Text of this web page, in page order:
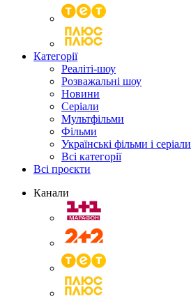
Категорії
Реаліті-шоу
Розважальні шоу
Новини
Серіали
Мультфільми
Фільми
Українські фільми і серіали
Всі категорії
Всі проєкти
Канали